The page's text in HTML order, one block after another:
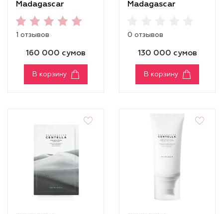
Madagascar
Centella Tone
Brightening Capsule
1 отзывов
160 000 сумов
В корзину
Madagascar
0 отзывов
130 000 сумов
В корзину